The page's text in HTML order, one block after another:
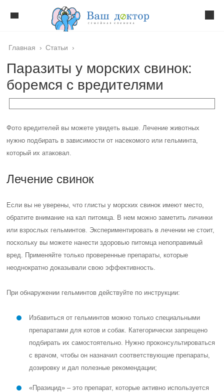
Главная › Статьи ›
Паразиты у морских свинок:
боремся с вредителями
Фото вредителей вы можете увидеть выше. Лечение животных
нужно подбирать в зависимости от насекомого или гельминта,
который их атаковал.
Лечение свинок
Если вы не уверены, что глисты у морских свинок имеют место,
обратите внимание на кал питомца. В нем можно заметить личинки
или взрослых гельминтов. Экспериментировать в лечении не стоит,
поскольку вы можете нанести здоровью питомца непоправимый
вред. Применяйте только проверенные препараты, которые
неоднократно доказывали свою эффективность.
При обнаружении гельминтов действуйте по инструкции:
Избавиться от гельминтов можно только специальными
препаратами для котов и собак. Категорически запрещено
подбирать их самостоятельно. Нужно проконсультироваться
с врачом, чтобы он назначил соответствующие препараты,
дозировку и дал полезные рекомендации;
«Празицид» – это препарат, которые активно используется